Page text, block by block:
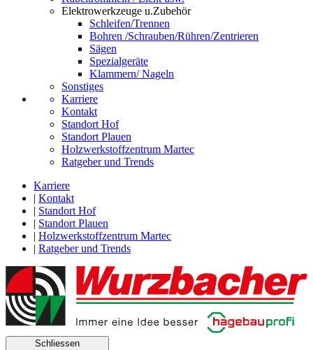
Elektrowerkzeuge u.Zubehör
Schleifen/Trennen
Bohren /Schrauben/Rühren/Zentrieren
Sägen
Spezialgeräte
Klammern/ Nageln
Sonstiges
Karriere
Kontakt
Standort Hof
Standort Plauen
Holzwerkstoffzentrum Martec
Ratgeber und Trends
Karriere
| Kontakt
| Standort Hof
| Standort Plauen
| Holzwerkstoffzentrum Martec
| Ratgeber und Trends
Schliessen